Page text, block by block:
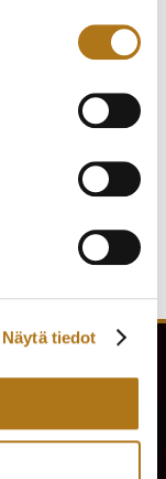
Näytä tiedot
527 GENEVE V